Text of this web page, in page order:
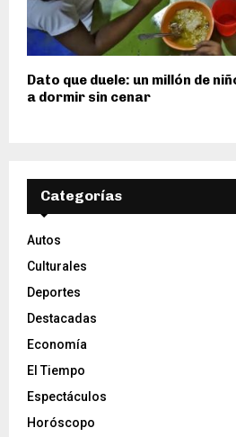
Dato que duele: un millón de
a dormir sin cenar
Categorías
Autos
Culturales
Deportes
Destacadas
Economía
El Tiempo
Espectáculos
Horóscopo